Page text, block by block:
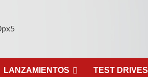
LANZAMIENTOS TEST DRIVES